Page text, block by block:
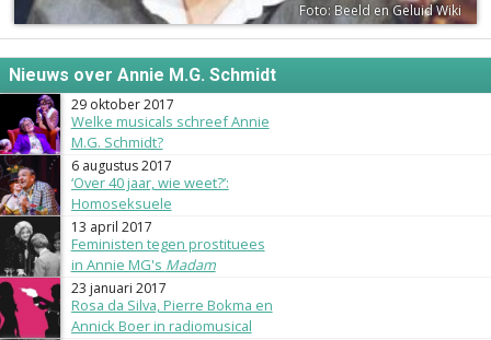
Foto: Beeld en Geluid Wiki
Nieuws over Annie M.G. Schmidt
29 oktober 2017
Welke musicals schreef Annie
M.G. Schmidt?
6 augustus 2017
‘Over 40 jaar, wie weet?’:
Homoseksuele
musicalpersonages
13 april 2017
Feministen tegen prostituees
in Annie MG's Madam
23 januari 2017
Rosa da Silva, Pierre Bokma en
Annick Boer in radiomusical